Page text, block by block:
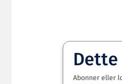
Abonner eller